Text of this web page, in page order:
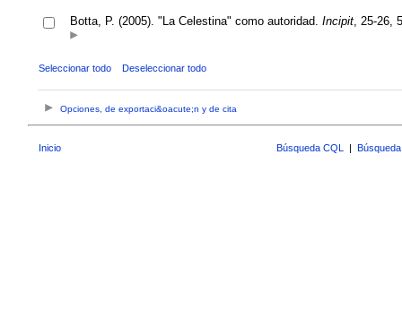
Botta, P. (2005). "La Celestina" como autoridad. Incipit, 25-26,
Seleccionar todo Deseleccionar todo
Opciones, de exportaci&oacute;n y de cita
Inicio Búsqueda CQL |